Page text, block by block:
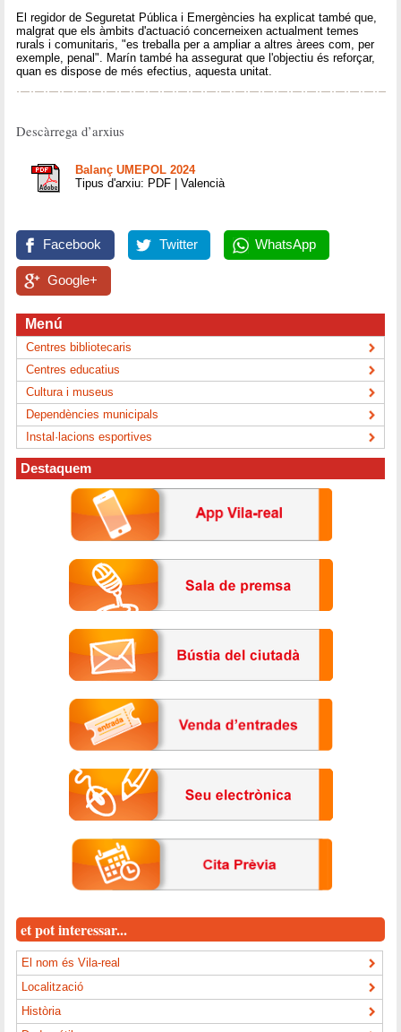
El regidor de Seguretat Pública i Emergències ha explicat també que,
malgrat que els àmbits d'actuació concerneixen actualment temes
rurals i comunitaris, "es treballa per a ampliar a altres àrees com, per
exemple, penal". Marín també ha assegurat que l'objectiu és reforçar,
quan es dispose de més efectius, aquesta unitat.
Descàrrega d’arxius
Balanç UMEPOL 2024
Tipus d'arxiu: PDF | Valencià
Facebook Twitter WhatsApp
Google+
Menú
Centres bibliotecaris
Centres educatius
Cultura i museus
Dependències municipals
Instal·lacions esportives
Destaquem
et pot interessar...
El nom és Vila-real
Localització
Història